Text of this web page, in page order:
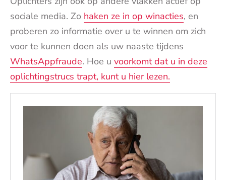
sociale media. Zo haken ze in op winacties, en
proberen zo informatie over u te winnen om zich
voor te kunnen doen als uw naaste tijdens
WhatsAppfraude. Hoe u voorkomt dat u in deze
oplichtingstrucs trapt, kunt u hier lezen.